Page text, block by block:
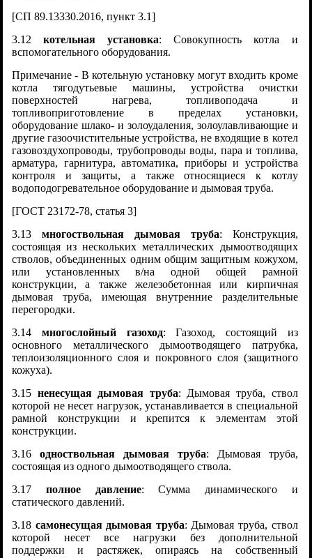
[СП 89.13330.2016, пункт 3.1]
3.12котельная установка: Совокупность котла и
вспомогательного оборудования.
Примечание - В котельную установку могут входить кроме
котла тягодутьевые машины, устройства очистки
поверхностей нагрева, топливоподача и
топливоприготовление в пределах установки,
оборудование шлако- и золоудаления, золоулавливающие и
другие газоочистительные устройства, не входящие в котел
газовоздухопроводы, трубопроводы воды, пара и топлива,
арматура, гарнитура, автоматика, приборы и устройства
контроля и защиты, а также относящиеся к котлу
водоподогревательное оборудование и дымовая труба.
[ГОСТ 23172-78, статья 3]
3.13 многоствольная дымовая труба: Конструкция,
состоящая из нескольких металлических дымоотводящих
стволов, объединенных одним общим защитным кожухом,
или установленных в/на одной общей рамной
конструкции, а также железобетонная или кирпичная
дымовая труба, имеющая внутренние разделительные
перегородки.
3.14 многослойный газоход: Газоход, состоящий из
основного металлического дымоотводящего патрубка,
теплоизоляционного слоя и покровного слоя (защитного
кожуха).
3.15 ненесущая дымовая труба: Дымовая труба, ствол
которой не несет нагрузок, устанавливается в специальной
рамной конструкции и крепится к элементам этой
конструкции.
3.16одноствольная дымовая труба: Дымовая труба,
состоящая из одного дымоотводящего ствола.
3.17 полное давление: Сумма динамического и
статического давлений.
3.18 самонесущая дымовая труба: Дымовая труба, ствол
которой несет все нагрузки без дополнительной
поддержки и растяжек, опираясь на собственный